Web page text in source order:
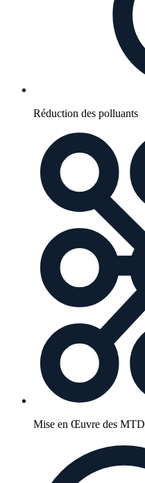
Réduction des polluants
Mise en Œuvre des MTD